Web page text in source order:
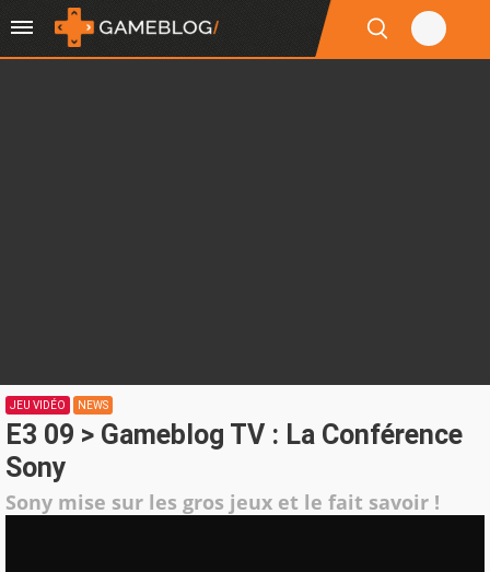
JEU VIDÉO NEWS
E3 09 > Gameblog TV : La Conférence
Sony
Sony mise sur les gros jeux et le fait savoir !